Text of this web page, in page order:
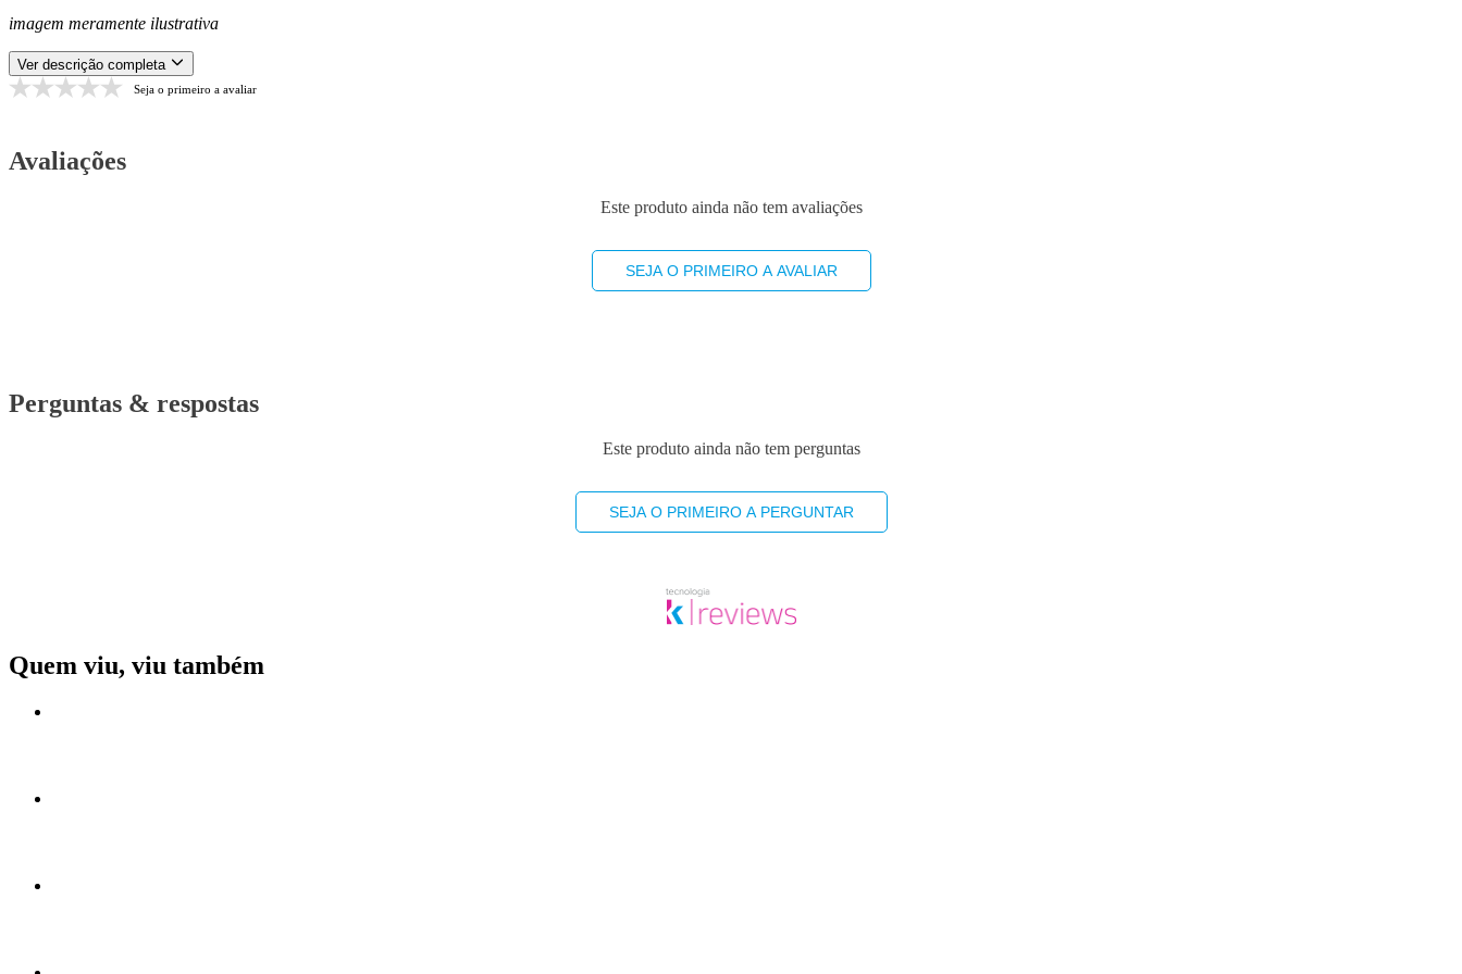
imagem meramente ilustrativa
Ver descrição completa
Seja o primeiro a avaliar
Avaliações
Este produto ainda não tem avaliações
SEJA O PRIMEIRO A AVALIAR
Perguntas & respostas
Este produto ainda não tem perguntas
SEJA O PRIMEIRO A PERGUNTAR
Quem viu, viu também